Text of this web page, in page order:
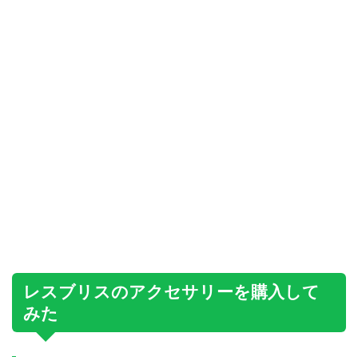
レスブリスのアクセサリーを購入して
みた